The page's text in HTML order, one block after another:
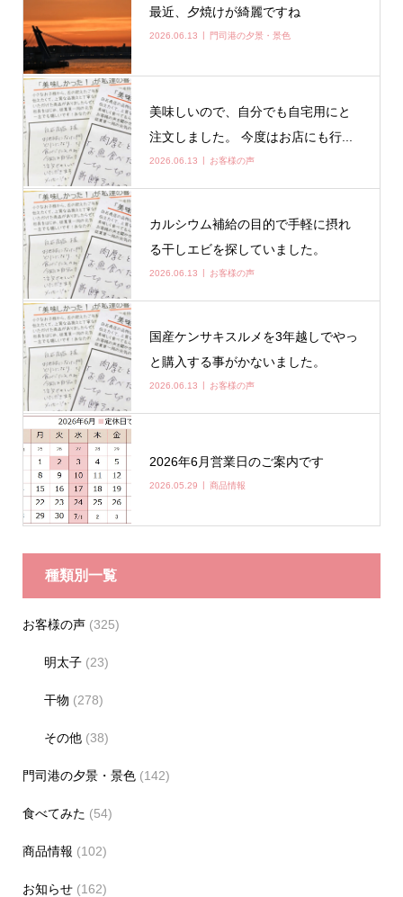
最近、夕焼けが綺麗ですね
2026.06.13 門司港の夕景・景色
美味しいので、自分でも自宅用にと
注文しました。 今度はお店にも行...
2026.06.13 お客様の声
カルシウム補給の目的で手軽に摂れ
る干しエビを探していました。
2026.06.13 お客様の声
国産ケンサキスルメを3年越しでやっ
と購入する事がかないました。
2026.06.13 お客様の声
2026年6月営業日のご案内です
2026.05.29 商品情報
種類別一覧
お客様の声(325)
明太子 (23)
干物 (278)
その他 (38)
門司港の夕景・景色(142)
食べてみた (54)
商品情報 (102)
お知らせ(162)